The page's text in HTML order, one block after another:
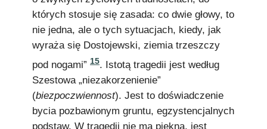
których stosuje się zasada: co dwie głowy, to
nie jedna, ale o tych sytuacjach, kiedy, jak
wyraża się Dostojewski, ziemia trzeszczy
pod nogami” 15. Istotą tragedii jest według
Szestowa „niezakorzenienie”
(biezpoczwiennost). Jest to doświadczenie
bycia pozbawionym gruntu, egzystencjalnych
podstaw. W tragedii nie ma piękna, jest